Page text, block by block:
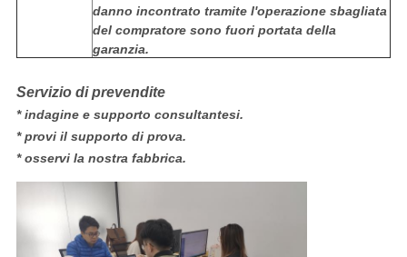
danno incontrato tramite l'operazione sbagliata
del compratore sono fuori portata della
garanzia.
Servizio di prevendite
* indagine e supporto consultantesi.
* provi il supporto di prova.
* osservi la nostra fabbrica.